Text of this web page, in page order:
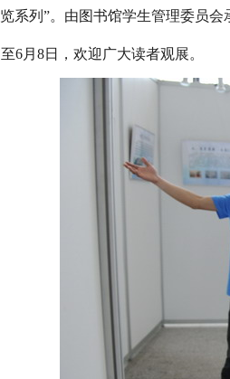
系列”。由图书馆学生管理委员
6月8日，欢迎广大读者观展。